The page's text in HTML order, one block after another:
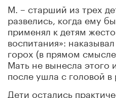
М. – старший из трех
развелись, когда ему
применял к детям
воспитания»:
горох (в прямом смысле
Мать не вынесла этого
после ушла с головой в
Дети остались